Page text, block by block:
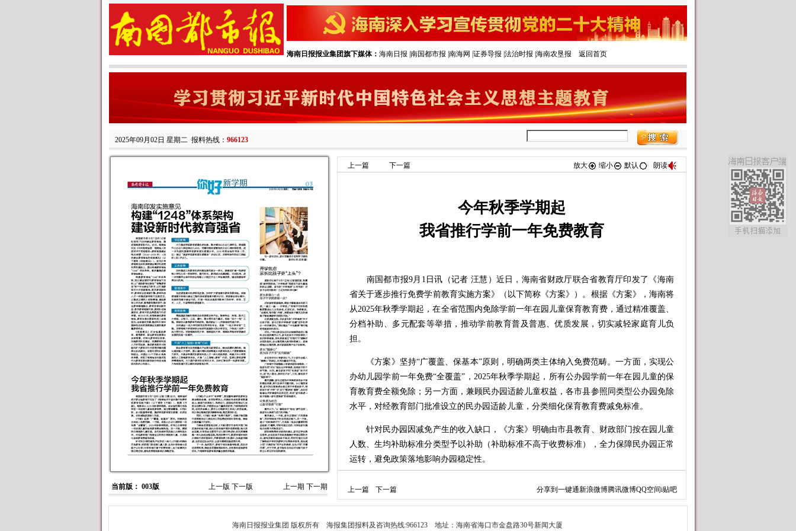
海南日报报业集团旗下媒体： 海南日报 南国都市报 南海网 证券导报 法治时报 海南农垦报 返回首页
2025年09月02日 星期二 报料热线： 966123
当前版： 003版 上一版 下一版 上一期 下一期
上一篇 下一篇 放大 缩小 默认 朗读
今年秋季学期起
我省推行学前一年免费教育
南国都市报9月1日讯（记者 汪慧）近日，海南省财政厅联合省教育厅印发了《海南
省关于逐步推行免费学前教育实施方案》（以下简称《方案》）。根据《方案》，海南将
从2025年秋季学期起，在全省范围内免除学前一年在园儿童保育教育费，通过精准覆盖、
分档补助、多元配套等举措，推动学前教育普及普惠、优质发展，切实减轻家庭育儿负
担。
《方案》坚持“广覆盖、保基本”原则，明确两类主体纳入免费范畴。一方面，实现公
办幼儿园学前一年免费“全覆盖”，2025年秋季学期起，所有公办园学前一年在园儿童的保
育教育费全额免除；另一方面，兼顾民办园适龄儿童权益，各市县参照同类型公办园免除
水平，对经教育部门批准设立的民办园适龄儿童，分类细化保育教育费减免标准。
针对民办园因减免产生的收入缺口，《方案》明确由市县教育、财政部门按在园儿童
人数、生均补助标准分类型予以补助（补助标准不高于收费标准），全力保障民办园正常
运转，避免政策落地影响办园稳定性。
明确在免保育教育费基础上，继续为在园孤儿、残疾幼儿、家庭经济困难幼儿发放生活费
纳入财政保障，民办园合理确定教师薪酬标准，稳定教师队伍。
上一篇 下一篇 分享到 一键通新浪微博腾讯微博QQ空间i贴吧